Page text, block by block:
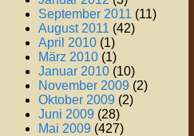
September 2011 (11)
August 2011 (42)
April 2010 (1)
März 2010 (1)
Januar 2010 (10)
November 2009 (2)
Oktober 2009 (2)
Juni 2009 (28)
Mai 2009 (427)